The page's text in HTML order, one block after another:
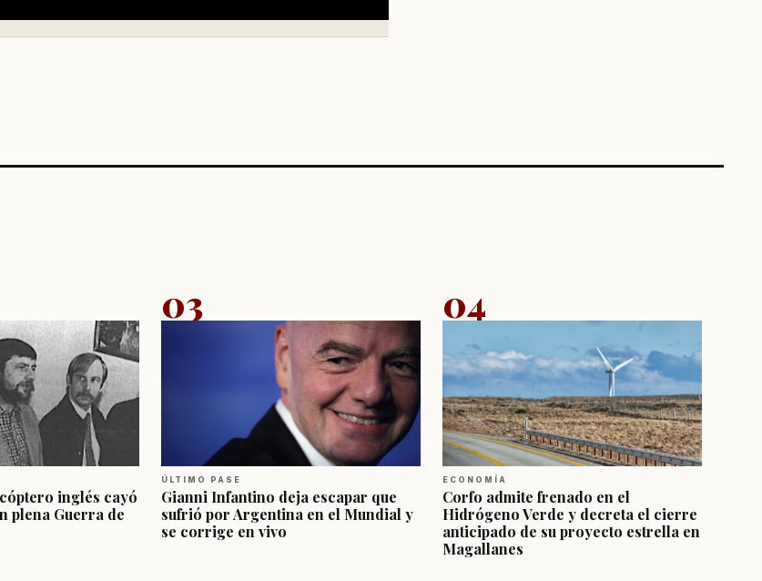
inglés cayó
plena Guerra de
03
ÚLTIMO PASE
Gianni Infantino deja escapar que
sufrió por Argentina en el Mundial y
se corrige en vivo
04
ECONOMÍA
Corfo admite frenado en el
Hidrógeno Verde y decreta el cierre
anticipado de su proyecto estrella en
Magallanes